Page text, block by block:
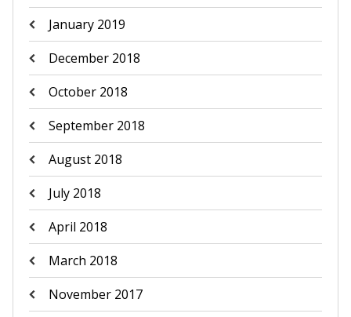
January 2019
December 2018
October 2018
September 2018
August 2018
July 2018
April 2018
March 2018
November 2017